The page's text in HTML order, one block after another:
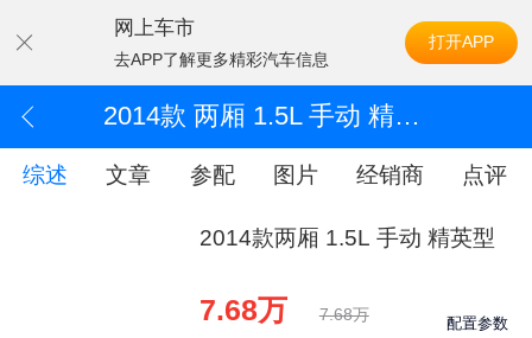
网上车市
去APP了解更多精彩汽车信息
打开APP
2014款 两厢 1.5L 手动 精英型
综述 文章 参配 图片 经销商 点评
2014款两厢 1.5L 手动 精英型
7.68万 7.68万 配置参数